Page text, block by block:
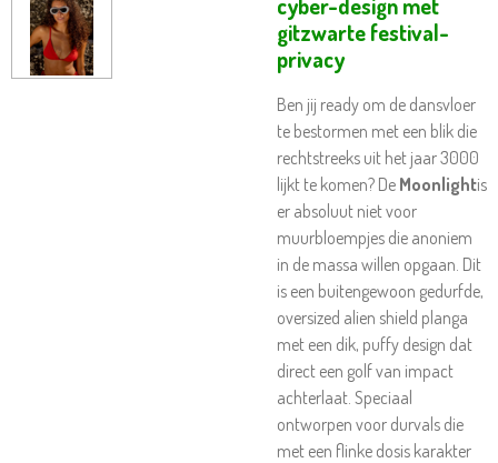
cyber-design met
gitzwarte festival-
privacy
Ben jij ready om de dansvloer
te bestormen met een blik die
rechtstreeks uit het jaar 3000
lijkt te komen? De Moonlightis
er absoluut niet voor
muurbloempjes die anoniem
in de massa willen opgaan. Dit
is een buitengewoon gedurfde,
oversized alien shield planga
met een dik, puffy design dat
direct een golf van impact
achterlaat. Speciaal
ontworpen voor durvals die
met een flinke dosis karakter